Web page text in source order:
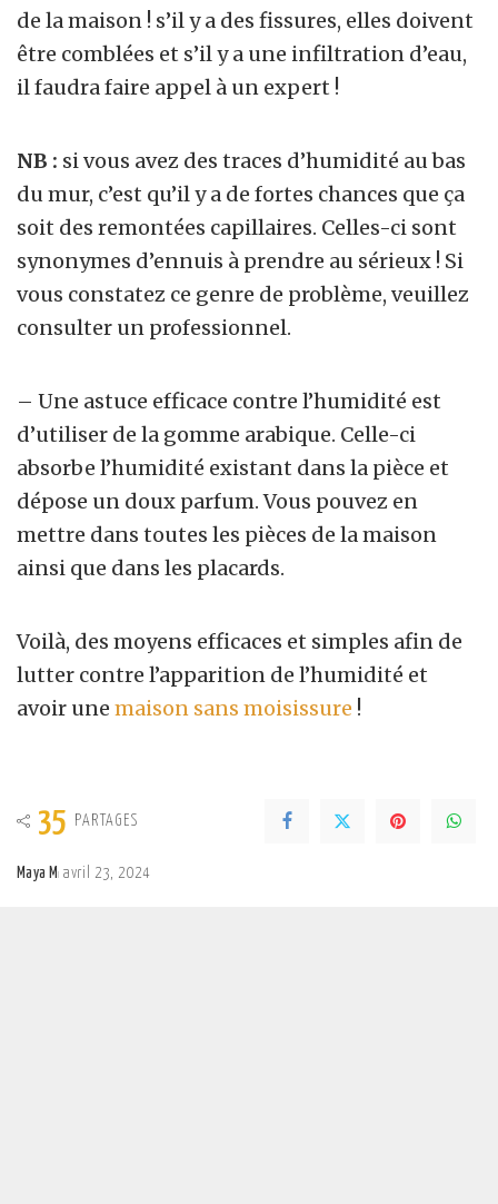
de la maison ! s’il y a des fissures, elles doivent
être comblées et s’il y a une infiltration d’eau,
il faudra faire appel à un expert !
NB : si vous avez des traces d’humidité au bas
du mur, c’est qu’il y a de fortes chances que ça
soit des remontées capillaires. Celles-ci sont
synonymes d’ennuis à prendre au sérieux ! Si
vous constatez ce genre de problème, veuillez
consulter un professionnel.
– Une astuce efficace contre l’humidité est
d’utiliser de la gomme arabique. Celle-ci
absorbe l’humidité existant dans la pièce et
dépose un doux parfum. Vous pouvez en
mettre dans toutes les pièces de la maison
ainsi que dans les placards.
Voilà, des moyens efficaces et simples afin de
lutter contre l’apparition de l’humidité et
avoir une maison sans moisissure !
35 PARTAGES
Posted
Maya M avril 23, 2024